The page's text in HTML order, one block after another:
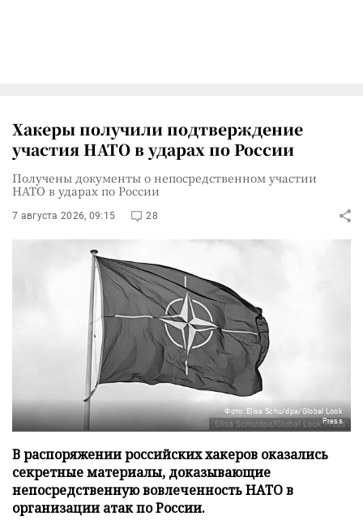
Хакеры получили подтверждение
участия НАТО в ударах по России
Получены документы о непосредственном участии
НАТО в ударах по России
7 августа 2026, 09:15 28
Фото: Elisa Schu/dpa/Global Look
Press
В распоряжении российских хакеров оказались
секретные материалы, доказывающие
непосредственную вовлеченность НАТО в
организации атак по России.